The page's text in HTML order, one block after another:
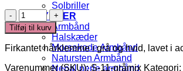
Solbriller
SMYKKER
Armbånd
Halskæder
Morsekode Armbånd
Natursten Armbånd
Nepal perle armbånd
Ella
-
Firkantet
Hårklemme
Tilføj til kurv
Firkantet hårklemme i grå og hvid, lavet i
Varenummer (SKU):S-11-gråmix Kategori: